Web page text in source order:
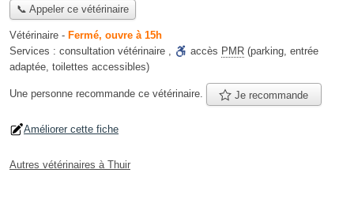
📞 Appeler ce vétérinaire
Vétérinaire - Fermé, ouvre à 15h
Services : consultation vétérinaire , accès PMR (parking, entrée
adaptée, toilettes accessibles)
Une personne recommande ce vétérinaire. Je recommande
Améliorer cette fiche
Autres vétérinaires à Thuir